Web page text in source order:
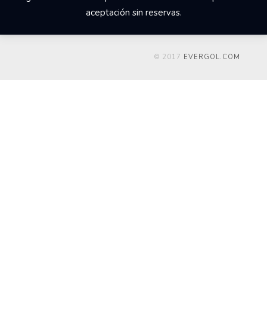
aceptación sin reservas.
© 2017 EVERGOL.COM